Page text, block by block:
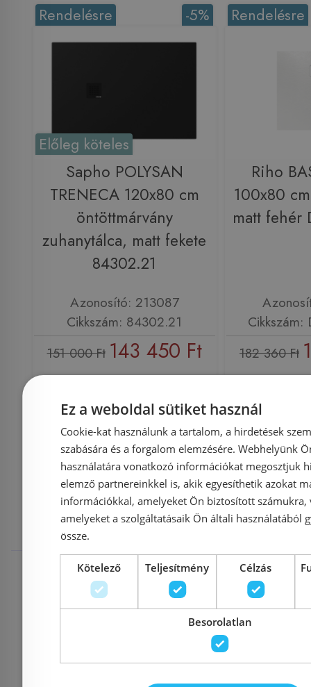
-5%
Rendelésre
Előleg köteles
Sapho POLYSAN
TRENECA 120x80 cm
öntöttmárvány
zuhanytálca, matt fekete
84302.21
Azonosító: 213087
Cikkszám: 84302.21
151 000 Ft 143 450 Ft
Rendelésre
Riho
100x80
matt
182 360 Ft
Mások
megnézték
Rendelésre Rendelésre
Ez a weboldal sütiket használ
Cookie-kat használunk a tartalom, a hirdetések
szabására és a forgalom elemzésére. Webhelyünk
használatára vonatkozó információkat megosztjuk
elemző partnereinkkel is, akik egyesíthetik azokat
információkkal, amelyeket Ön biztosított számukra,
amelyeket a szolgáltatásaik Ön általi használatából
össze.
Kötelező Teljesítmény Célzás
Besorolatlan